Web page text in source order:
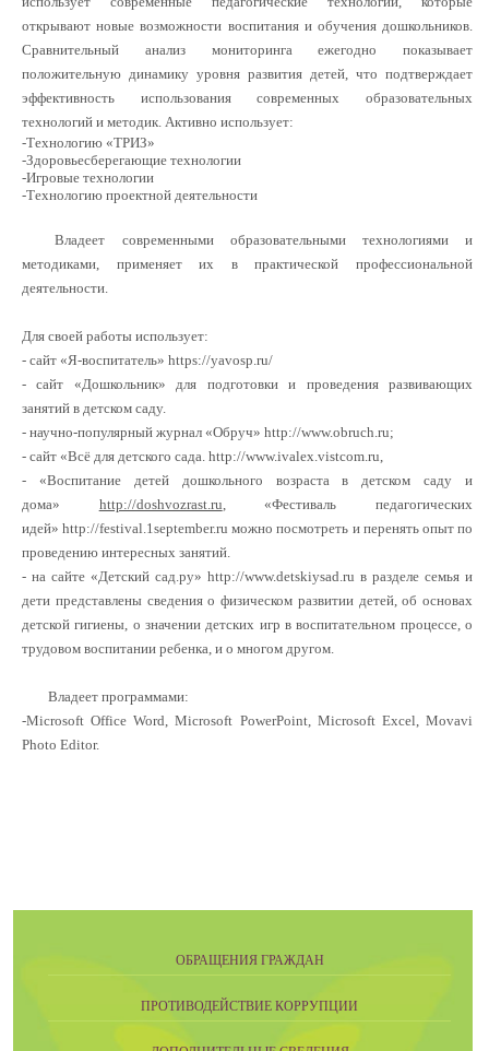
открывают новые возможности воспитания и обучения дошкольников.
Сравнительный анализ мониторинга ежегодно показывает
положительную динамику уровня развития детей, что подтверждает
эффективность использования современных образовательных
технологий и методик. Активно использует:
-Технологию «ТРИЗ»
-Здоровьесберегающие технологии
-Игровые технологии
-Технологию проектной деятельности
Владеет современными образовательными технологиями и
методиками, применяет их в практической профессиональной
деятельности.
Для своей работы использует:
- сайт «Я-воспитатель» https://yavosp.ru/
- сайт «Дошкольник» для подготовки и проведения развивающих
занятий в детском саду.
- научно-популярный журнал «Обруч» http://www.obruch.ru;
- сайт «Всё для детского сада. http://www.ivalex.vistcom.ru,
- «Воспитание детей дошкольного возраста в детском саду и
дома» http://doshvozrast.ru, «Фестиваль педагогических
идей»http://festival.1september.ru можно посмотреть и перенять опыт по
проведению интересных занятий.
- на сайте «Детский сад.ру» http://www.detskiysad.ru в разделе семья и
дети представлены сведения о физическом развитии детей, об основах
детской гигиены, о значении детских игр в воспитательном процессе, о
трудовом воспитании ребенка, и о многом другом.
Владеет программами:
-Microsoft Office Word,Microsoft PowerPoint, Microsoft Excel, Movavi
Photo Editor.
ОБРАЩЕНИЯ ГРАЖДАН
ПРОТИВОДЕЙСТВИЕ КОРРУПЦИИ